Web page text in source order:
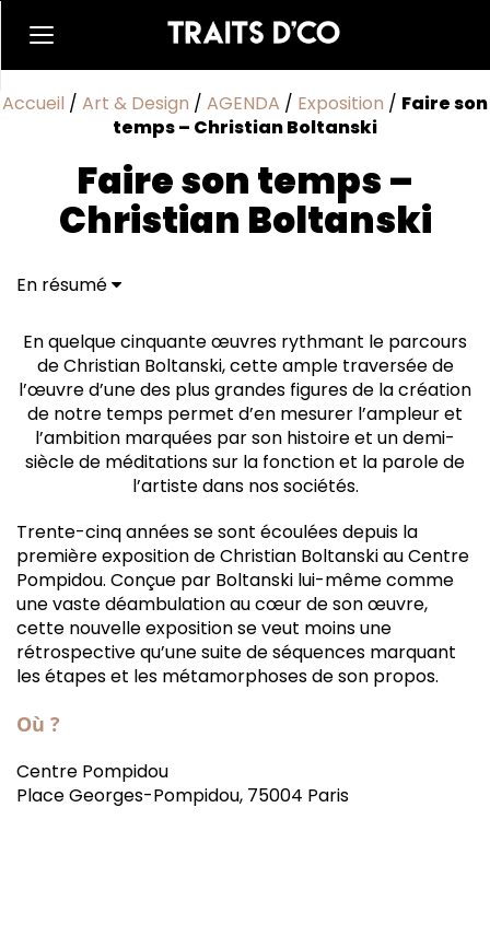
Accueil / Art & Design / AGENDA / Exposition / Faire son
temps – Christian Boltanski
Faire son temps –
Christian Boltanski
En résumé
En quelque cinquante œuvres rythmant le parcours
de Christian Boltanski, cette ample traversée de
l’œuvre d’une des plus grandes figures de la création
de notre temps permet d’en mesurer l’ampleur et
l’ambition marquées par son histoire et un demi-
siècle de méditations sur la fonction et la parole de
l’artiste dans nos sociétés.
Trente-cinq années se sont écoulées depuis la
première exposition de Christian Boltanski au Centre
Pompidou. Conçue par Boltanski lui-même comme
une vaste déambulation au cœur de son œuvre,
cette nouvelle exposition se veut moins une
rétrospective qu’une suite de séquences marquant
les étapes et les métamorphoses de son propos.
Où ?
Centre Pompidou
Place Georges-Pompidou, 75004 Paris